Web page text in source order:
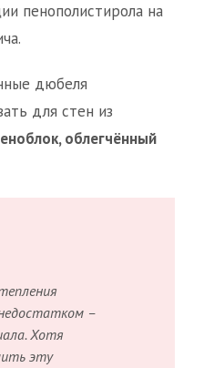
пенополистирола на
дюбеля
для стен из
облегчённый
–
Хотя
эту